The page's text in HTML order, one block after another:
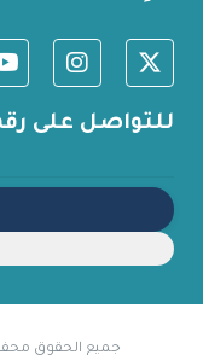
للتواصل على رقم
جميع الحقوق محفوظة © 2026 جمعية